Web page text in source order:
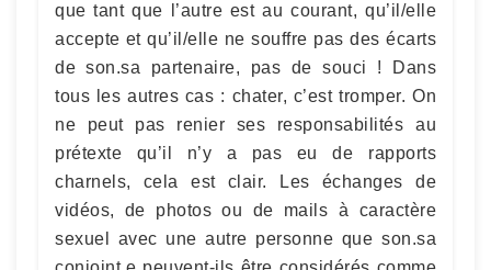
que tant que l’autre est au courant, qu’il/elle
accepte et qu’il/elle ne souffre pas des écarts
de son.sa partenaire, pas de souci ! Dans
tous les autres cas : chater, c’est tromper. On
ne peut pas renier ses responsabilités au
prétexte qu’il n’y a pas eu de rapports
charnels, cela est clair. Les échanges de
vidéos, de photos ou de mails à caractère
sexuel avec une autre personne que son.sa